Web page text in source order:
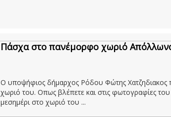
Πάσχα στο πανέμορφο χωριό
Ο υποψήφιος δήμαρχος Ρόδου Φώτης Χατζηδιακος
χωριό του. Οπως βλέπετε και στις φωτογραφίες
μεσημέρι στο χωριό του ...